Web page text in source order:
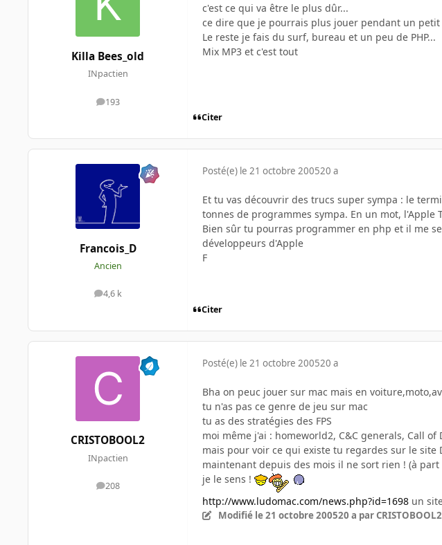
Killa Bees_old
INpactien
193
messages
c'est ce qui va être le plus dûr...
ce dire que je pourrais plus jouer pendant un petit
Le reste je fais du surf, bureau et un peu de PHP...
Mix MP3 et c'est tout
Citer
Francois_D
Ancien
4,6 k
messages
Posté(e) le 21 octobre 200520 a
Et tu vas découvrir des trucs super sympa : le
tonnes de programmes sympa. En un mot, l'Apple
Bien sûr tu pourras programmer en php et il me
développeurs d'Apple
F
Citer
CRISTOBOOL2
INpactien
208
messages
Posté(e) le 21 octobre 200520 a
Bha on peuc jouer sur mac mais en
tu n'as pas ce genre de jeu sur mac
tu as des stratégies des FPS
moi même j'ai : homeworld2, C&C generals, Call
mais pour voir ce qui existe tu regardes sur le site
maintenant depuis des mois il ne sort rien ! (à
je le sens !
http://www.ludomac.com/news.php?id=1698 un
Modifié le 21 octobre 200520 a par CRISTOBOOL2